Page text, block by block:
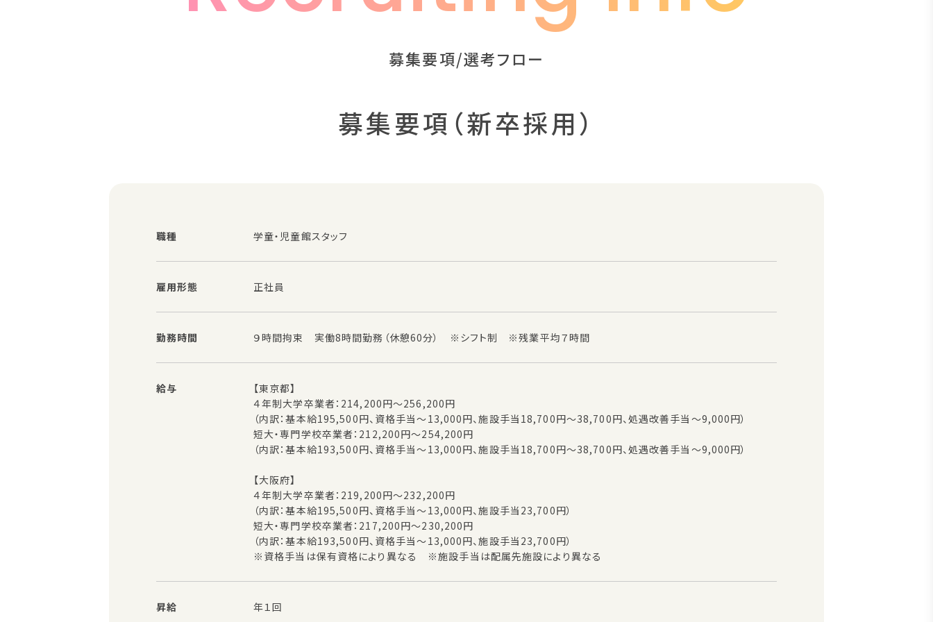
募集要項/選考フロー
募集要項（新卒採用）
職種 学童・児童館スタッフ
雇用形態 正社員
勤務時間 ９時間拘束 実働8時間勤務（休憩60分） ※シフト制 ※残業平均７時間
給与
【東京都】
４年制大学卒業者：214,200円～256,200円
（内訳：基本給195,500円、資格手当～13,000円、施設手当18,700円～38,700円、処遇改善手当～9,000円）
短大・専門学校卒業者：212,200円～254,200円
（内訳：基本給193,500円、資格手当～13,000円、施設手当18,700円～38,700円、処遇改善手当～9,000円）
【大阪府】
４年制大学卒業者：219,200円～232,200円
（内訳：基本給195,500円、資格手当～13,000円、施設手当23,700円）
短大・専門学校卒業者：217,200円～230,200円
（内訳：基本給193,500円、資格手当～13,000円、施設手当23,700円）
※資格手当は保有資格により異なる ※施設手当は配属先施設により異なる
昇給 年１回